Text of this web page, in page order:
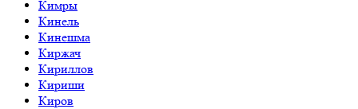
Кимры
Кинель
Кинешма
Киржач
Кириллов
Кириши
Киров